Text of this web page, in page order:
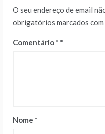
O seu endereço de email
obrigatórios marcados com
Comentário*
Nome *